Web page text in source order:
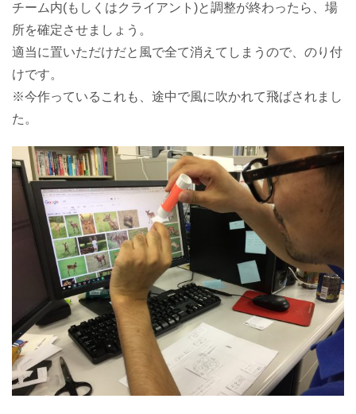
チーム内(もしくはクライアント)と調整が終わったら、場
所を確定させましょう。
適当に置いただけだと風で全て消えてしまうので、のり付
けです。
※今作っているこれも、途中で風に吹かれて飛ばされまし
た。